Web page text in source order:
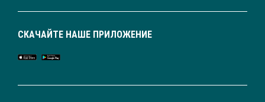
СКАЧАЙТЕ НАШЕ ПРИЛОЖЕНИЕ